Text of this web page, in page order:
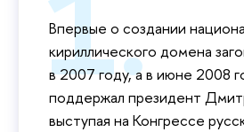
Впервые о создании
кириллического домена
в 2007 году, а в июне 2008
поддержал президент
выступая на Конгрессе